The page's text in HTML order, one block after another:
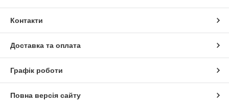
Контакти
Доставка та оплата
Графік роботи
Повна версія сайту